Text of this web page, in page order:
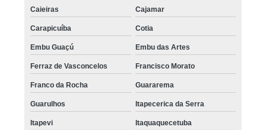
Caieiras Cajamar
Carapicuíba Cotia
Embu Guaçú Embu das Artes
Ferraz de Vasconcelos Francisco Morato
Franco da Rocha Guararema
Guarulhos Itapecerica da Serra
Itapevi Itaquaquecetuba